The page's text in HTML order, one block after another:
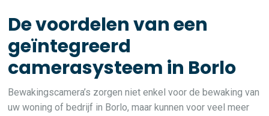
De voordelen van een
geïntegreerd
camerasysteem in Borlo
Bewakingscamera’s zorgen niet enkel voor de bewaking van
uw woning of bedrijf in Borlo, maar kunnen voor veel meer